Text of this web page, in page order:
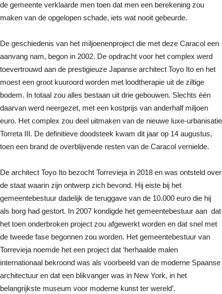
de gemeente verklaarde men toen dat men een berekening zou
maken van de opgelopen schade, iets wat nooit gebeurde.
De geschiedenis van het miljoenenproject die met deze Caracol een
aanvang nam, begon in 2002. De opdracht voor het complex werd
toevertrouwd aan de prestigieuze Japanse architect Toyo Ito en het
moest een groot kuuroord worden met loodtherapie uit de ziltige
bodem. In totaal zou alles bestaan uit drie gebouwen. Slechts één
daarvan werd neergezet, met een kostprijs van anderhalf miljoen
euro. Het complex zou deel uitmaken van de nieuwe luxe-urbanisatie
Torreta III. De definitieve doodsteek kwam dit jaar op 14 augustus,
toen een brand de overblijvende resten van de Caracol vernielde.
De architect Toyo Ito bezocht Torrevieja in 2018 en was ontsteld over
de staat waarin zijn ontwerp zich bevond. Hij eiste bij het
gemeentebestuur dadelijk de teruggave van de 10.000 euro die hij
als borg had gestort. In 2007 kondigde het gemeentebestuur aan dat
het toen onderbroken project zou afgewerkt worden en dat snel met
de tweede fase begonnen zou worden. Het gemeentebestuur van
Torrevieja noemde het een project dat ‘herhaalde malen
internationaal bekroond was als voorbeeld van de moderne Spaanse
architectuur en dat een blikvanger was in New York, in het
belangrijkste museum voor moderne kunst ter wereld’.